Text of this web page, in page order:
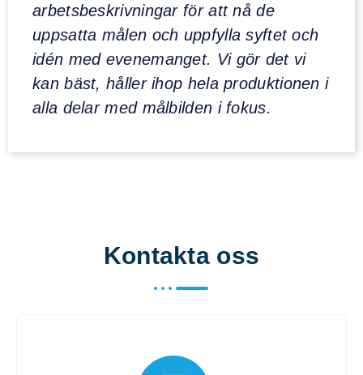
arbetsbeskrivningar för att nå de
uppsatta målen och uppfylla syftet och
idén med evenemanget. Vi gör det vi
kan bäst, håller ihop hela produktionen i
alla delar med målbilden i fokus.
Kontakta oss